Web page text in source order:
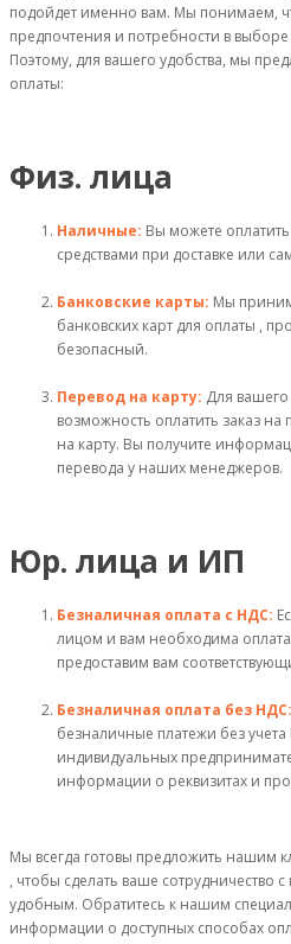
подойдет именно вам. Мы понимаем,
предпочтения и потребности в
Поэтому, для вашего удобства, мы
оплаты:
Физ. лица
Наличные: Вы можете
средствами при доставке или
Банковские карты: Мы
банковских карт для оплаты ,
безопасный.
Перевод на карту: Для вашего
возможность оплатить заказ
на карту. Вы получите
перевода у наших менеджеров.
Юр. лица и ИП
Безналичная оплата с НДС:
лицом и вам необходима
предоставим вам
Безналичная оплата без НДС:
безналичные платежи без
индивидуальных
информации о реквизитах и
Мы всегда готовы предложить нашим
, чтобы сделать ваше
удобным. Обратитесь к нашим
информации о доступных способах